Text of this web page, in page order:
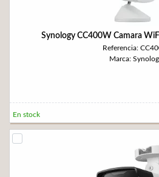
Synology CC400W Camara
Referencia:
Marca:
En stock